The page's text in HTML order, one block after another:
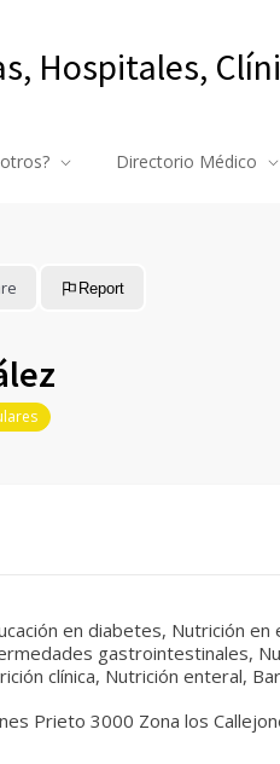
Hospitales,
Directorio Médico
Report
en diabetes, Nutrición en
gastrointestinales,
clínica, Nutrición enteral,
Prieto 3000 Zona los